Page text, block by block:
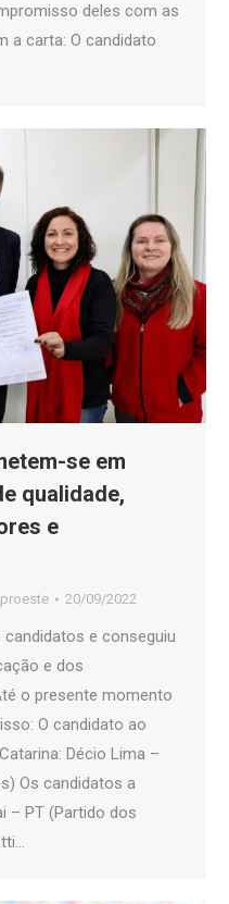
deles com as
a carta: O candidato
se em
qualidade,
e
20/09/2022
e conseguiu
e dos
o presente momento
O candidato ao
Décio Lima –
Os candidatos a
– PT (Partido dos